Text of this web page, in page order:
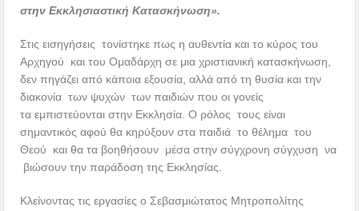
στην Εκκλησιαστική Κατασκήνωση».
Στις εισηγήσεις τονίστηκε πως η αυθεντία και το κύρος του
Αρχηγού και του Ομαδάρχη σε μια χριστιανική κατασκήνωση,
δεν πηγάζει από κάποια εξουσία, αλλά από τη θυσία και την
διακονία των ψυχών των παιδιών που οι γονείς
τα εμπιστεύονται στην Εκκλησία. Ο ρόλος τους είναι
σημαντικός αφού θα κηρύξουν στα παιδιά το θέλημα του
Θεού και θα τα βοηθήσουν μέσα στην σύγχρονη σύγχυση να
βιώσουν την παράδοση της Εκκλησίας.
Κλείνοντας τις εργασίες ο Σεβασμιώτατος Μητροπολίτης